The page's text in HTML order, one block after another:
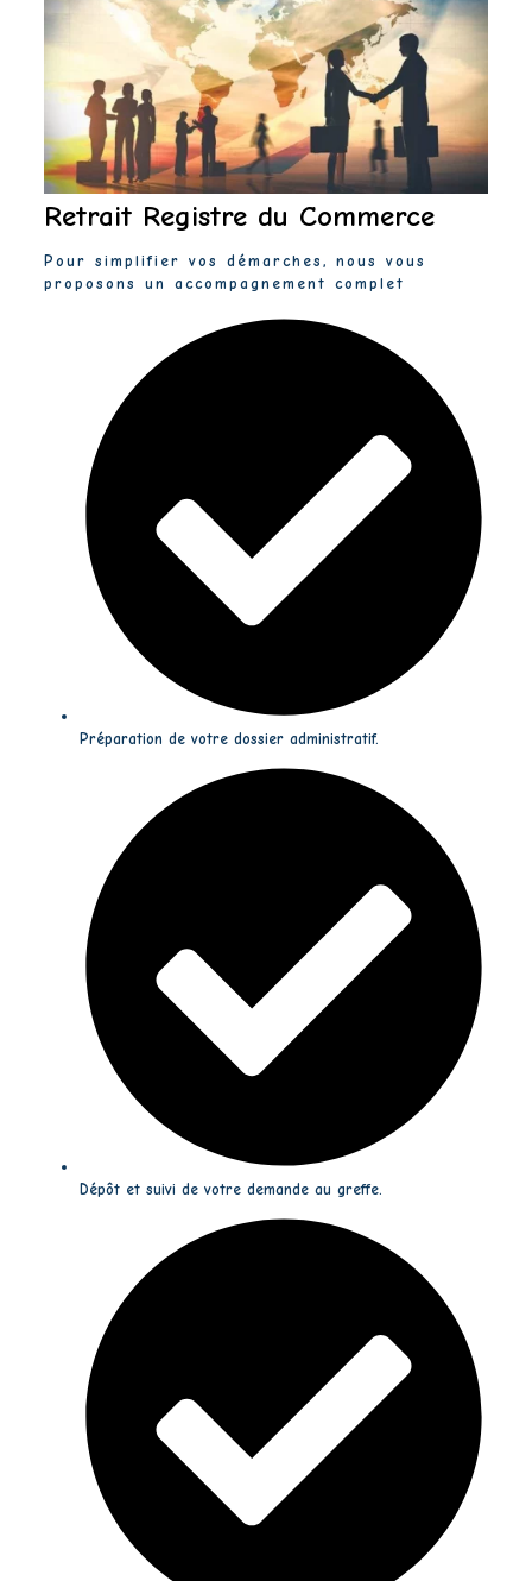
Retrait Registre du Commerce
Pour simplifier vos démarches, nous vous
proposons un accompagnement complet
Préparation de votre dossier administratif.
Dépôt et suivi de votre demande au greffe.